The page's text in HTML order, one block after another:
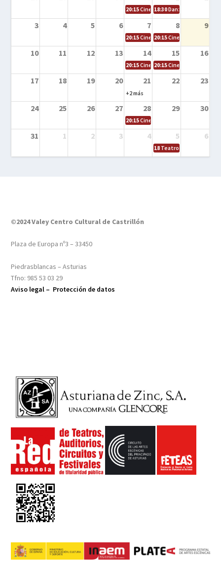
20:15Cine en la calle – Cómo
18:30Danza – Cita en el
3 4 5 6 7 8 9
20:15Cine en la calle – El niño y la
20:15Cine en la calle –
10 11 12 13 14 15 16
20:15Cine en la calle – Tortugas
20:15Cine en la calle –
17 18 19 20 21 22 23
+2 más
24 25 26 27 28 29 30
20:15Cine en el calle – Tintín y el
31 1 2 3 4 5 6
18 Teatro – Tres
©2024 Valey Centro Cultural de Castrillón
Plaza de Europa nº3 – 33450
Piedrasblancas – Asturias
Tfno: 985 53 03 29
Aviso legal – Protección de datos